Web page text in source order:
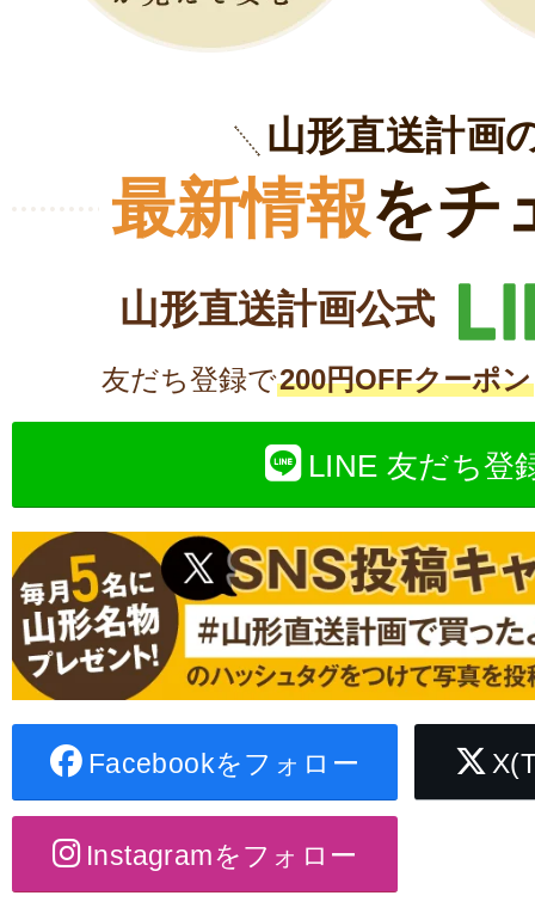
山形直送計画
最新情報をチ
山形直送計画公式
友だち登録で200円OFFクーポン
LINE 友だち登
Facebookをフォロー
Instagramをフォロー